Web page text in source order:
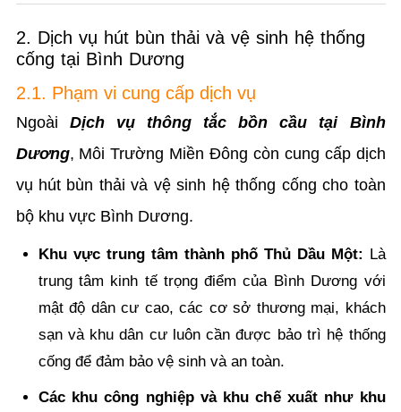
2. Dịch vụ hút bùn thải và vệ sinh hệ thống
cống tại Bình Dương
2.1. Phạm vi cung cấp dịch vụ
Ngoài Dịch vụ thông tắc bồn cầu tại Bình
Dương, Môi Trường Miền Đông còn cung cấp dịch
vụ hút bùn thải và vệ sinh hệ thống cống cho toàn
bộ khu vực Bình Dương.
Khu vực trung tâm thành phố Thủ Dầu Một: Là
trung tâm kinh tế trọng điểm của Bình Dương với
mật độ dân cư cao, các cơ sở thương mại, khách
sạn và khu dân cư luôn cần được bảo trì hệ thống
cống để đảm bảo vệ sinh và an toàn.
Các khu công nghiệp và khu chế xuất như khu